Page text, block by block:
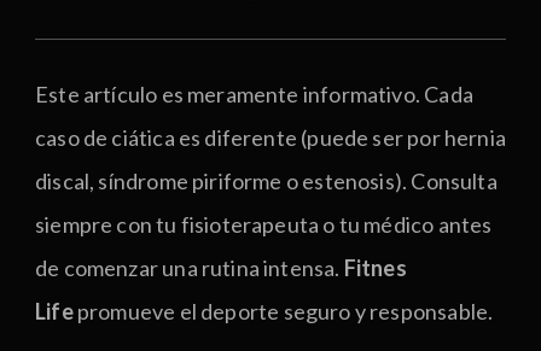
Este artículo es meramente informativo. Cada
caso de ciática es diferente (puede ser por hernia
discal, síndrome piriforme o estenosis). Consulta
siempre con tu fisioterapeuta o tu médico antes
de comenzar una rutina intensa. Fitnes
Lifepromueve el deporte seguro y responsable.